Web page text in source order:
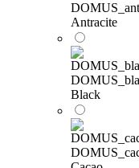
Antracite
Black